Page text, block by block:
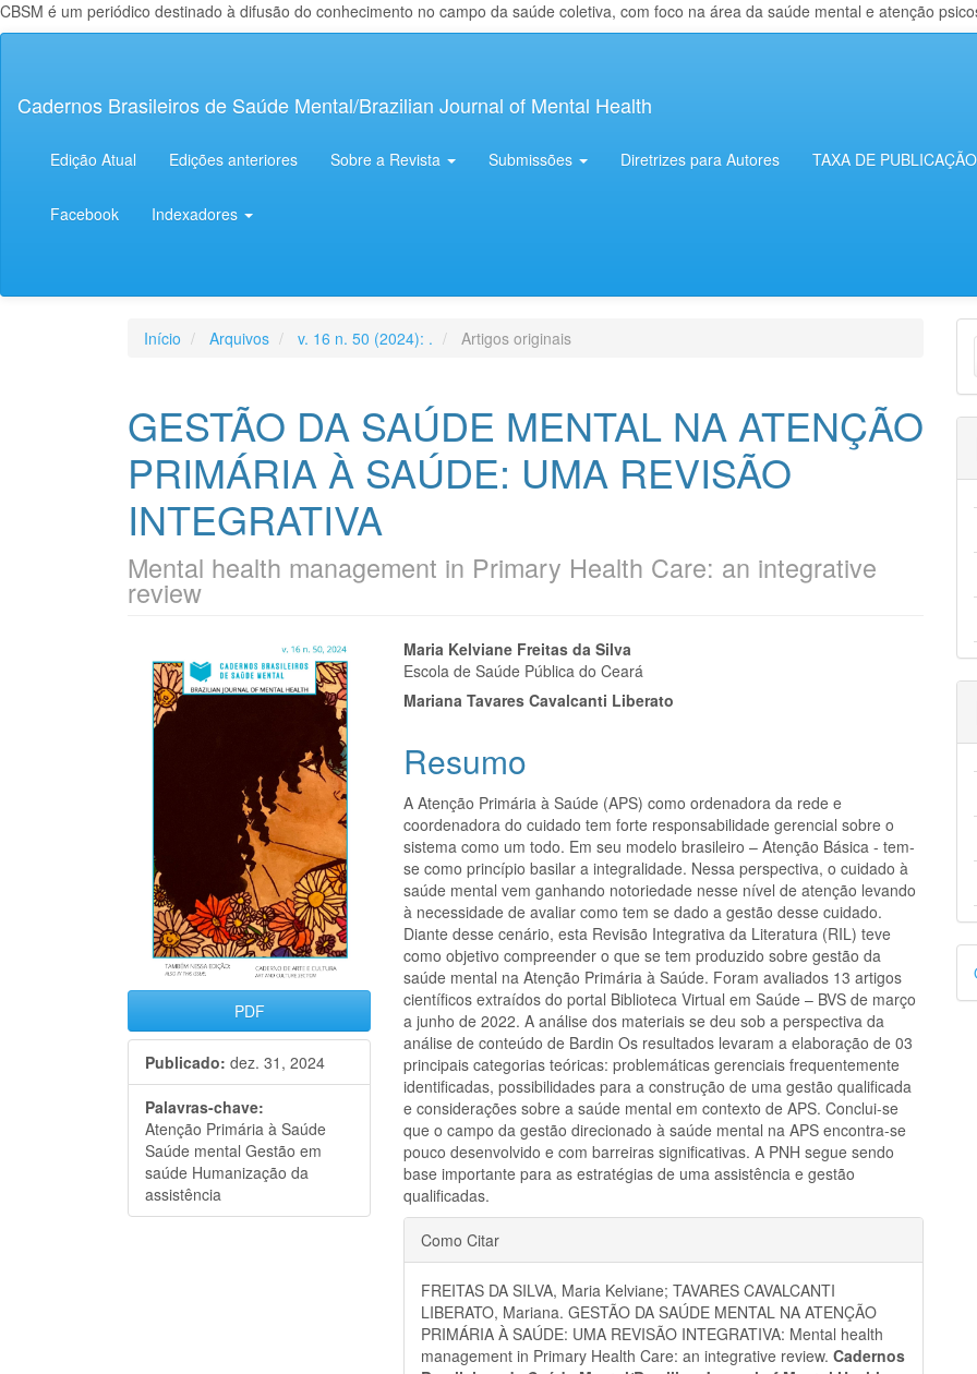
CBSM é um periódico destinado à difusão do conhecimento no campo da saúde coletiva, com foco na área da saúde mental e atenção
principal
Lateral
Cadernos Brasileiros de Saúde Mental/Brazilian Journal of Mental Health
Edição Atual Edições anteriores Sobre a Revista Submissões Diretrizes para Autores TAXA DE PUBLICAÇÃO
Facebook Indexadores
Início Arquivos v. 16 n. 50 (2024): . Artigos originais
GESTÃO DA SAÚDE MENTAL NA ATENÇÃO
PRIMÁRIA À SAÚDE: UMA REVISÃO
INTEGRATIVA
Mental health management in Primary Health Care: an integrative
review
Barra
lateral
de
PDF
Publicado: dez. 31, 2024
Palavras-chave:
Atenção Primária à Saúde
Saúde mental Gestão em
saúde Humanização da
assistência
Conteúdo
do
principal
Maria Kelviane Freitas da Silva
Escola de Saúde Pública do Ceará
Mariana Tavares Cavalcanti Liberato
Resumo
A Atenção Primária à Saúde (APS) como ordenadora da rede e
coordenadora do cuidado tem forte responsabilidade gerencial sobre o
sistema como um todo. Em seu modelo brasileiro – Atenção Básica - tem-
se como princípio basilar a integralidade. Nessa perspectiva, o cuidado à
saúde mental vem ganhando notoriedade nesse nível de atenção levando
à necessidade de avaliar como tem se dado a gestão desse cuidado.
Diante desse cenário, esta Revisão Integrativa da Literatura (RIL) teve
como objetivo compreender o que se tem produzido sobre gestão da
saúde mental na Atenção Primária à Saúde. Foram avaliados 13 artigos
científicos extraídos do portal Biblioteca Virtual em Saúde – BVS de março
a junho de 2022. A análise dos materiais se deu sob a perspectiva da
análise de conteúdo de Bardin Os resultados levaram a elaboração de 03
principais categorias teóricas: problemáticas gerenciais frequentemente
identificadas, possibilidades para a construção de uma gestão qualificada
e considerações sobre a saúde mental em contexto de APS. Conclui-se
que o campo da gestão direcionado à saúde mental na APS encontra-se
pouco desenvolvido e com barreiras significativas. A PNH segue sendo
base importante para as estratégias de uma assistência e gestão
qualificadas.
Detalhes
do
artigo
Como Citar
FREITAS DA SILVA, Maria Kelviane; TAVARES CAVALCANTI
LIBERATO, Mariana. GESTÃO DA SAÚDE MENTAL NA ATENÇÃO
PRIMÁRIA À SAÚDE: UMA REVISÃO INTEGRATIVA: Mental health
management in Primary Health Care: an integrative review.Cadernos